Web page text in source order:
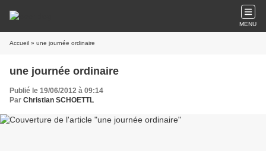
MENU
Accueil » une journée ordinaire
une journée ordinaire
Publié le 19/06/2012 à 09:14
Par Christian SCHOETTL